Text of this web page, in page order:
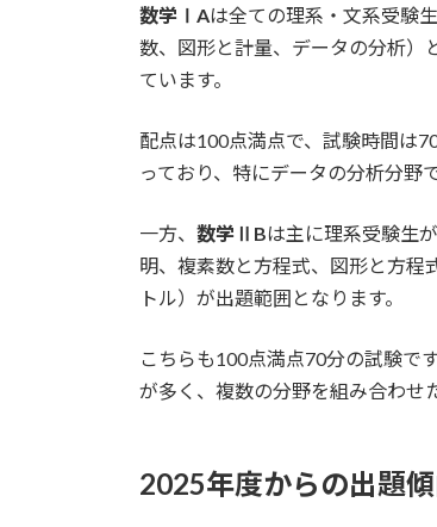
数学ⅠAは全ての理系・文系受験
数、図形と計量、データの分析）
ています。
配点は100点満点で、試験時間は70
っており、特にデータの分析分野
一方、 数学ⅡBは主に理系受験生
明、複素数と方程式、図形と方程
トル）が出題範囲となります。
こちらも100点満点70分の試験です
が多く、複数の分野を組み合わせ
2025年度からの出題